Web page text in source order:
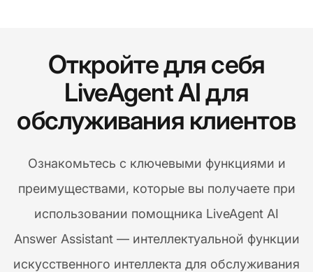
Откройте для себя
LiveAgent AI для
обслуживания клиентов
Ознакомьтесь с ключевыми функциями и
преимуществами, которые вы получаете при
использовании помощника LiveAgent AI
Answer Assistant — интеллектуальной функции
искусственного интеллекта для обслуживания